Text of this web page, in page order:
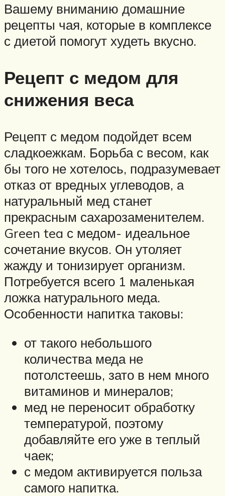
Вашему вниманию домашние
рецепты чая, которые в комплексе
с диетой помогут худеть вкусно.
Рецепт с медом для
снижения веса
Рецепт с медом подойдет всем
сладкоежкам. Борьба с весом, как
бы того не хотелось, подразумевает
отказ от вредных углеводов, а
натуральный мед станет
прекрасным сахарозаменителем.
Green tea с медом- идеальное
сочетание вкусов. Он утоляет
жажду и тонизирует организм.
Потребуется всего 1 маленькая
ложка натурального меда.
Особенности напитка таковы:
от такого небольшого
количества меда не
потолстеешь, зато в нем много
витаминов и минералов;
мед не переносит обработку
температурой, поэтому
добавляйте его уже в теплый
чаек;
с медом активируется польза
самого напитка.